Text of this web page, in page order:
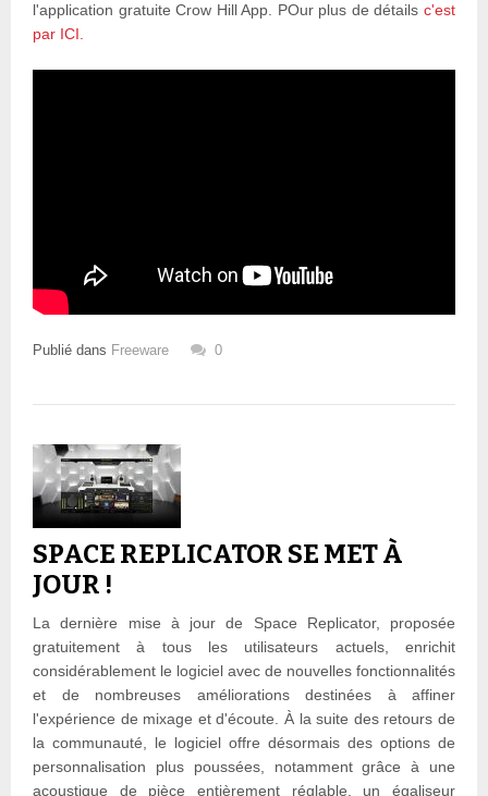
l'application gratuite Crow Hill App. POur plus de détails c'est
par ICI.
Publié dans Freeware 0
SPACE REPLICATOR SE MET À
JOUR !
La dernière mise à jour de Space Replicator, proposée
gratuitement à tous les utilisateurs actuels, enrichit
considérablement le logiciel avec de nouvelles fonctionnalités
et de nombreuses améliorations destinées à affiner
l'expérience de mixage et d'écoute. À la suite des retours de
la communauté, le logiciel offre désormais des options de
personnalisation plus poussées, notamment grâce à une
acoustique de pièce entièrement réglable, un égaliseur